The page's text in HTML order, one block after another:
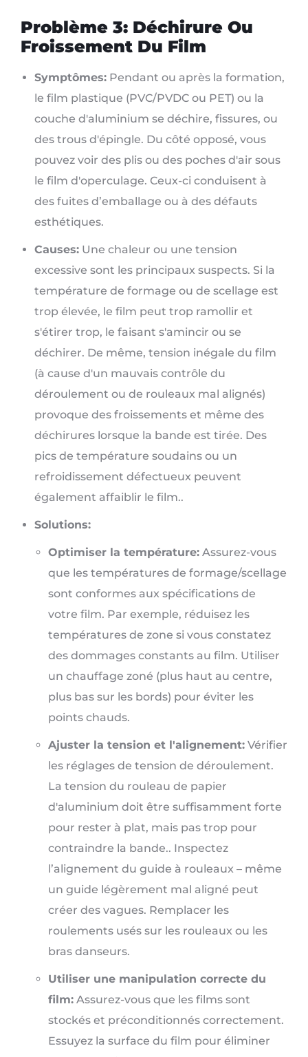
Problème 3: Déchirure Ou
Froissement Du Film
Symptômes: Pendant ou après la formation,
le film plastique (PVC/PVDC ou PET) ou la
couche d'aluminium se déchire, fissures, ou
des trous d'épingle. Du côté opposé, vous
pouvez voir des plis ou des poches d'air sous
le film d'operculage. Ceux-ci conduisent à
des fuites d’emballage ou à des défauts
esthétiques.
Causes: Une chaleur ou une tension
excessive sont les principaux suspects. Si la
température de formage ou de scellage est
trop élevée, le film peut trop ramollir et
s'étirer trop, le faisant s'amincir ou se
déchirer. De même, tension inégale du film
(à cause d'un mauvais contrôle du
déroulement ou de rouleaux mal alignés)
provoque des froissements et même des
déchirures lorsque la bande est tirée. Des
pics de température soudains ou un
refroidissement défectueux peuvent
également affaiblir le film..
Solutions:
Optimiser la température: Assurez-vous
que les températures de formage/scellage
sont conformes aux spécifications de
votre film. Par exemple, réduisez les
températures de zone si vous constatez
des dommages constants au film. Utiliser
un chauffage zoné (plus haut au centre,
plus bas sur les bords) pour éviter les
points chauds.
Ajuster la tension et l'alignement: Vérifier
les réglages de tension de déroulement.
La tension du rouleau de papier
d'aluminium doit être suffisamment forte
pour rester à plat, mais pas trop pour
contraindre la bande.. Inspectez
l’alignement du guide à rouleaux – même
un guide légèrement mal aligné peut
créer des vagues. Remplacer les
roulements usés sur les rouleaux ou les
bras danseurs.
Utiliser une manipulation correcte du
film: Assurez-vous que les films sont
stockés et préconditionnés correctement.
Essuyez la surface du film pour éliminer